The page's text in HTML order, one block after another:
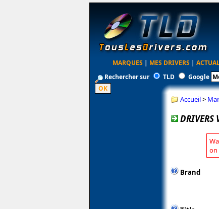
MARQUES | MES DRIVERS |
Rechercher sur
TLD Google
Accueil>
DRIVERS
on
Brand